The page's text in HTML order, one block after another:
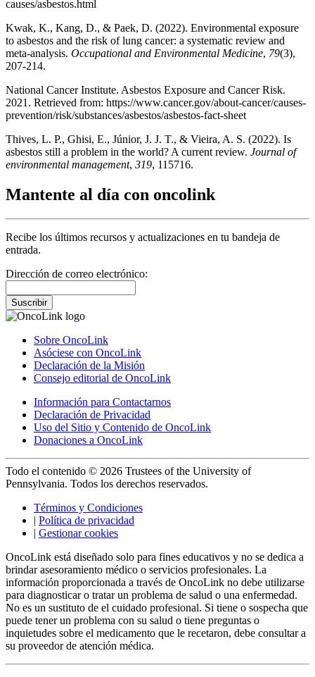
causes/asbestos.html
Kwak, K., Kang, D., & Paek, D. (2022). Environmental exposure
to asbestos and the risk of lung cancer: a systematic review and
meta-analysis. Occupational and Environmental Medicine, 79(3),
207-214.
National Cancer Institute. Asbestos Exposure and Cancer Risk.
2021. Retrieved from: https://www.cancer.gov/about-cancer/causes-
prevention/risk/substances/asbestos/asbestos-fact-sheet
Thives, L. P., Ghisi, E., Júnior, J. J. T., & Vieira, A. S. (2022). Is
asbestos still a problem in the world? A current review. Journal of
environmental management, 319, 115716.
Mantente al día con oncolink
Recibe los últimos recursos y actualizaciones en tu bandeja de
entrada.
Dirección de correo electrónico:
Suscribir
Sobre OncoLink
Asóciese con OncoLink
Declaración de la Misión
Consejo editorial de OncoLink
Información para Contactarnos
Declaración de Privacidad
Uso del Sitio y Contenido de OncoLink
Donaciones a OncoLink
Todo el contenido © 2026 Trustees of the University of
Pennsylvania. Todos los derechos reservados.
Términos y Condiciones
| Política de privacidad
| Gestionar cookies
OncoLink está diseñado solo para fines educativos y no se dedica a
brindar asesoramiento médico o servicios profesionales. La
información proporcionada a través de OncoLink no debe utilizarse
para diagnosticar o tratar un problema de salud o una enfermedad.
No es un sustituto de el cuidado profesional. Si tiene o sospecha que
puede tener un problema con su salud o tiene preguntas o
inquietudes sobre el medicamento que le recetaron, debe consultar a
su proveedor de atención médica.